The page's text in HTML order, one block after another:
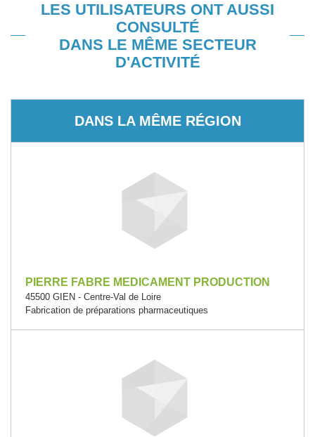
LES UTILISATEURS ONT AUSSI
CONSULTÉ
DANS LE MÊME SECTEUR
D'ACTIVITÉ
DANS LA MÊME RÉGION
PIERRE FABRE MEDICAMENT PRODUCTION
45500 GIEN - Centre-Val de Loire
Fabrication de préparations pharmaceutiques